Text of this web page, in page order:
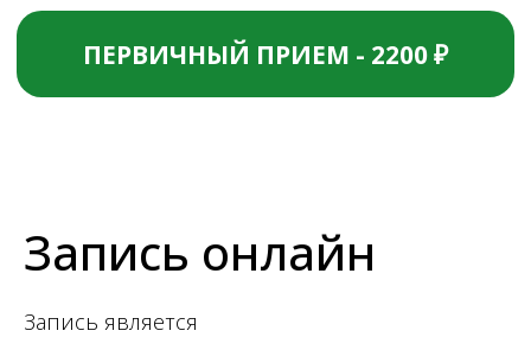
Запись онлайн
Запись является